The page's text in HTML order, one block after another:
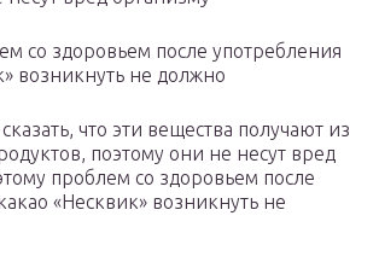
со здоровьем после употребления
возникнуть не должно
что эти вещества получают из
поэтому они не несут вред
проблем со здоровьем после
«Несквик» возникнуть не